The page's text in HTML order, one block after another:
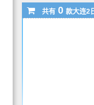
共有 0 款大连2